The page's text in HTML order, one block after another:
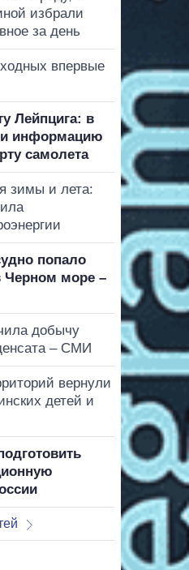
избрали
за день
впервые
Лейпцига: в
информацию
самолета
зимы и лета:
попало
Черном море –
добычу
– СМИ
вернули
детей и